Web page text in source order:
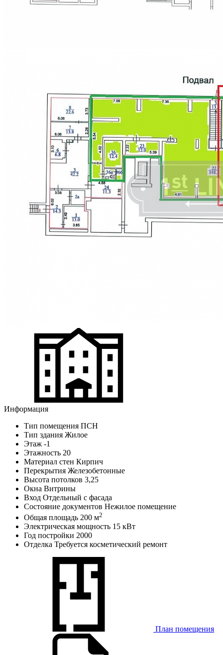
Информация
Тип помещения ПСН
Тип здания Жилое
Этаж -1
Этажность 20
Материал стен Кирпич
Перекрытия Железобетонные
Высота потолков 3,25
Окна Витрины
Вход Отдельный с фасада
Состояние документов Нежилое помещение
Общая площадь 200 м2
Электрическая мощность 15 кВт
Год постройки 2000
Отделка Требуется косметический ремонт
План помещения